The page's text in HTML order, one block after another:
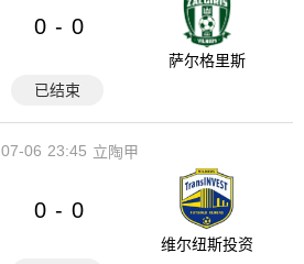
0 - 0
萨尔格里斯
已结束
23:45
07-06 立陶甲
0 - 0
维尔纽斯投资